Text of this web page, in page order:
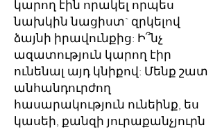
կարող էին որակել որպես
նախկին նացիստ` զրկելով
ձայնի իրավունքից: Ի՞նչ
ազատություն կարող էիր
ունենալ այդ կնիքով: Մենք շատ
անհանդուրժող
հասարակություն ունեինք, ես
կասեի, քանզի յուրաքանչյուրն